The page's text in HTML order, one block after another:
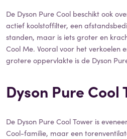
De Dyson Pure Cool beschikt ook
actief koolstoffilter, een
standen, maar is iets groter en
Cool Me. Vooral voor het verkoelen
grotere oppervlakte is de Dyson
Dyson Pure Cool
De Dyson Pure Cool Tower is
Cool-familie, maar een